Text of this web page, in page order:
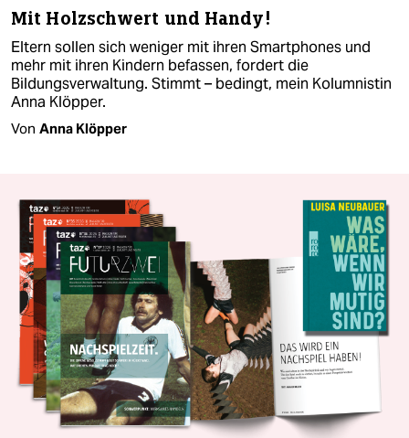
Mit Holzschwert und Handy!
Eltern sollen sich weniger mit ihren Smartphones und
mehr mit ihren Kindern befassen, fordert die
Bildungsverwaltung. Stimmt – bedingt, mein Kolumnistin
Anna Klöpper.
Von Anna Klöpper